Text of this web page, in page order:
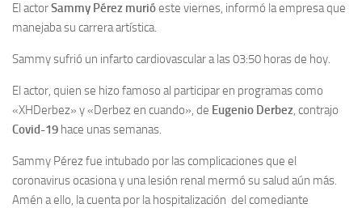
El actorSammy Pérez murióeste viernes, informó la empresa que
manejaba su carrera artística.
Sammy sufrió un infarto cardiovascular a las 03:50 horas de hoy.
El actor, quien se hizo famoso al participar en programas como
«XHDerbez» y «Derbez en cuando», de Eugenio Derbez, contrajo
Covid-19 hace unas semanas.
Sammy Pérez fue intubado por las complicaciones que el
coronavirus ocasiona y una lesión renal mermó su salud aún más.
Amén a ello, la cuenta por la hospitalización del comediante